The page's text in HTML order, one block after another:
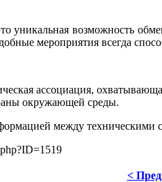
уникальная возможность
мероприятия всегда
ассоциация,
окружающей среды.
между техническими
<